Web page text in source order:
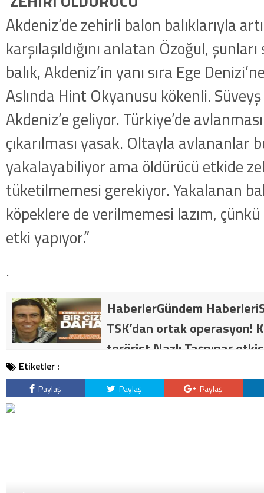
Akdeniz’de zehirli balon balıklarıyla
karşılaşıldığını anlatan Özoğul,
balık, Akdeniz’in yanı sıra Ege
Aslında Hint Okyanusu kökenli. Süveyş
Akdeniz’e geliyor. Türkiye’de
çıkarılması yasak. Oltayla avlananlar
yakalayabiliyor ama öldürücü etkide
tüketilmemesi gerekiyor. Yakalanan
köpeklere de verilmemesi lazım,
etki yapıyor.”
.
HaberlerGündem
TSK’dan ortak operasyon!
terörist Nazlı Taşpınar
kategorideki terörist Nazlı
Etiketler :
Paylaş Paylaş Paylaş